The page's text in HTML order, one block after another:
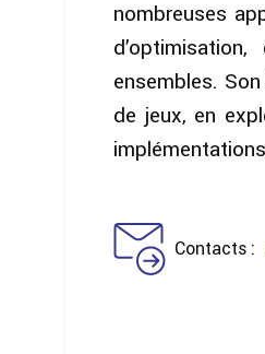
nombreuses
ensembles.
de jeux, en
Contacts